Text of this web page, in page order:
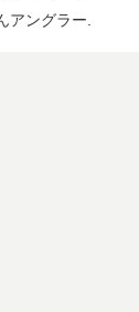
アングラー.